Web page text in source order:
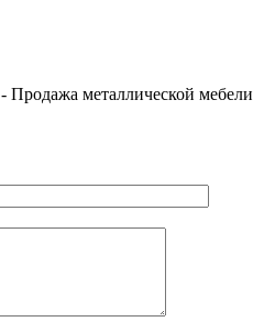
- Продажа металлической мебели